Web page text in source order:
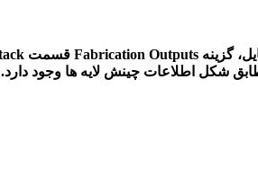
شکل اطلاعات چینش لایه ها وجود دارد.